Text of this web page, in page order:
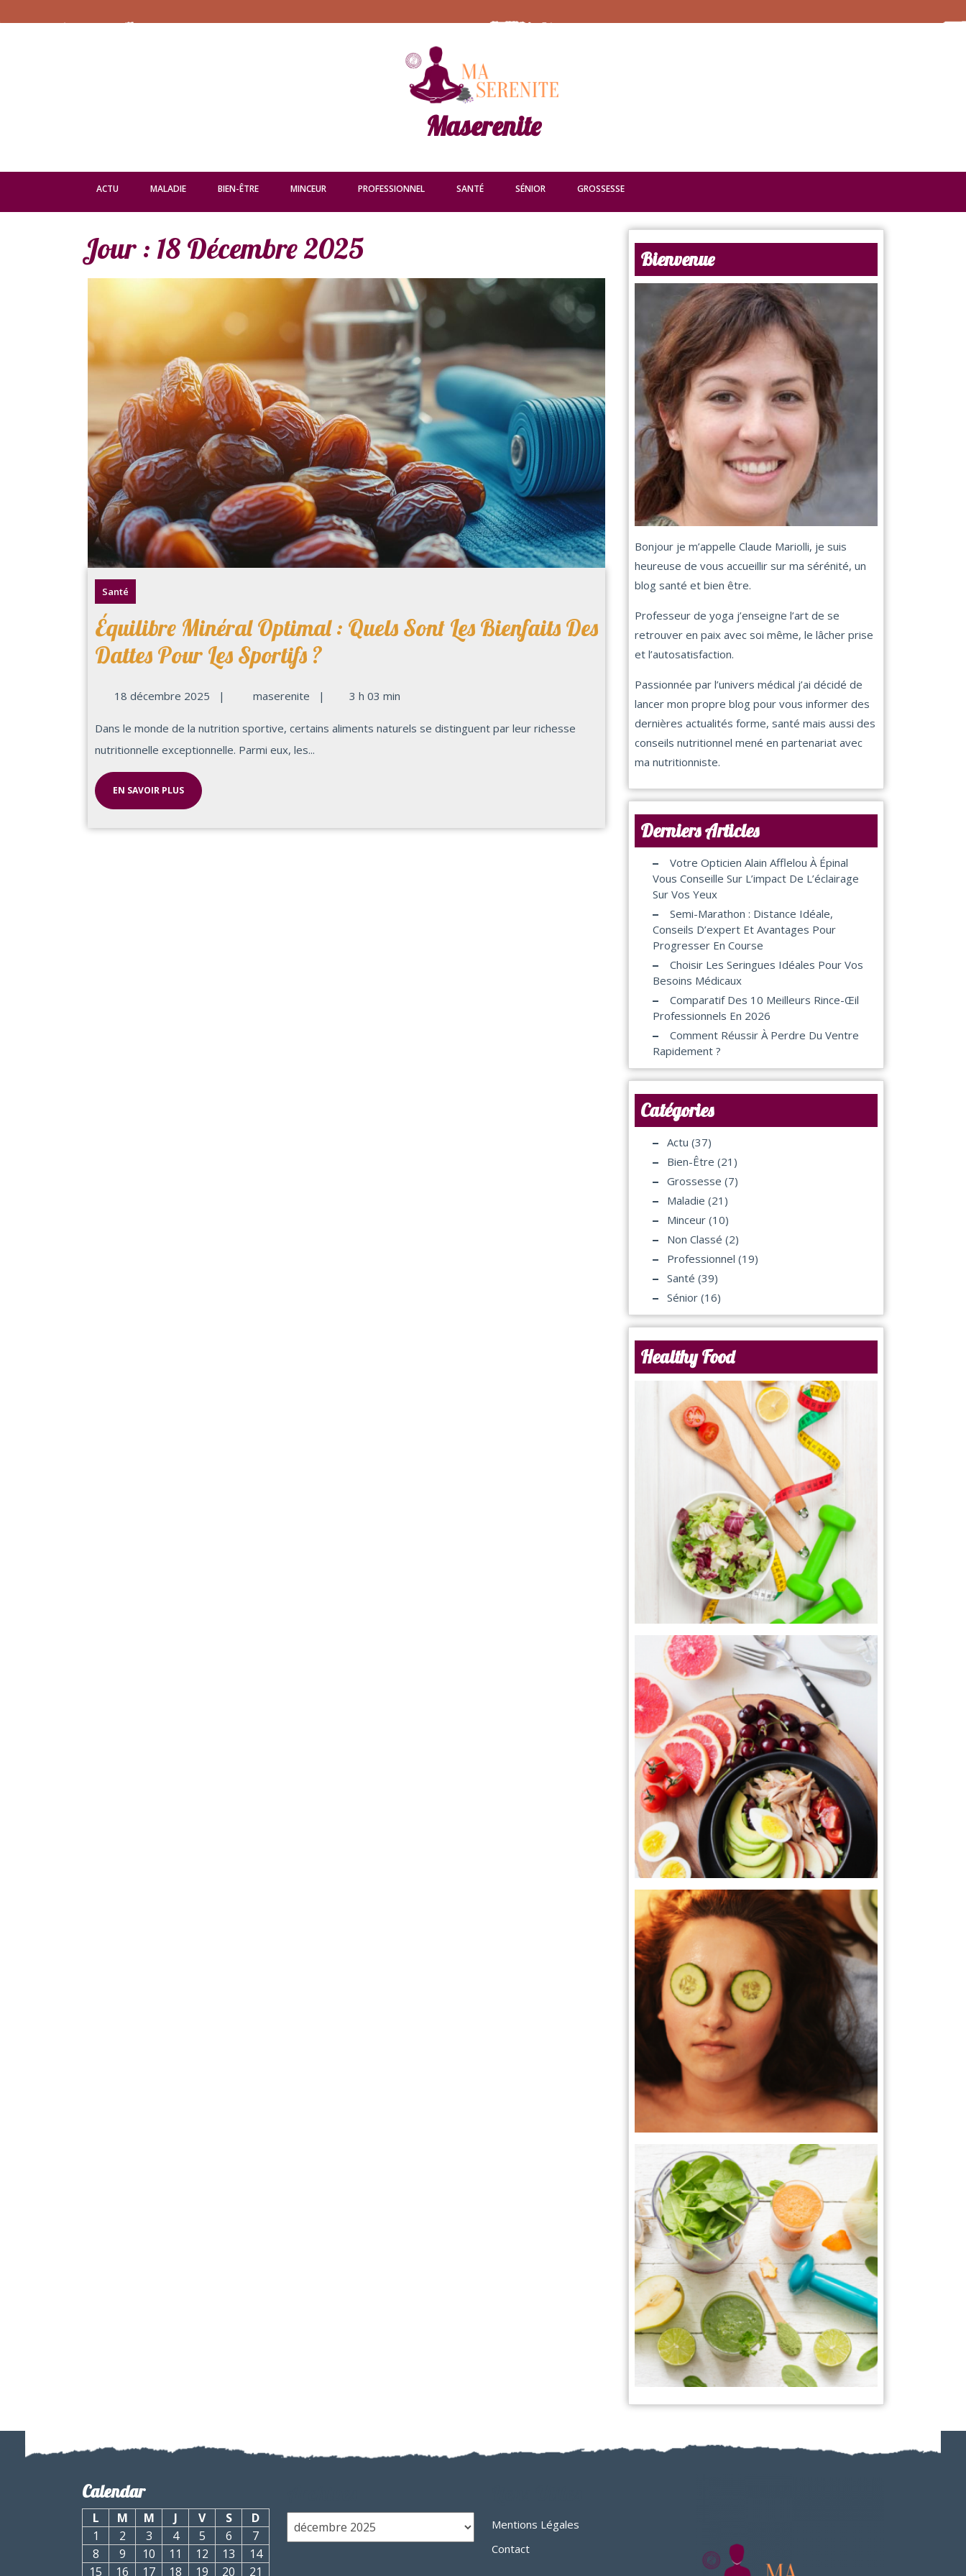
Maserenite
ACTU MALADIE BIEN-ÊTRE MINCEUR PROFESSIONNEL SANTÉ SÉNIOR GROSSESSE
Jour : 18 Décembre 2025
Santé
Équilibre Minéral Optimal : Quels Sont Les Bienfaits Des
Dattes Pour Les Sportifs ?
18 décembre 2025 | maserenite | 3 h 03 min
Dans le monde de la nutrition sportive, certains aliments naturels se distinguent par leur richesse
nutritionnelle exceptionnelle. Parmi eux, les...
EN SAVOIR PLUS
Bienvenue
Bonjour je m’appelle Claude Mariolli, je suis
heureuse de vous accueillir sur ma sérénité, un
blog santé et bien être.
Professeur de yoga j’enseigne l’art de se
retrouver en paix avec soi même, le lâcher prise
et l’autosatisfaction.
Passionnée par l’univers médical j’ai décidé de
lancer mon propre blog pour vous informer des
dernières actualités forme, santé mais aussi des
conseils nutritionnel mené en partenariat avec
ma nutritionniste.
Derniers Articles
Votre Opticien Alain Afflelou À Épinal
Vous Conseille Sur L’impact De L’éclairage
Sur Vos Yeux
Semi-Marathon : Distance Idéale,
Conseils D’expert Et Avantages Pour
Progresser En Course
Choisir Les Seringues Idéales Pour Vos
Besoins Médicaux
Comparatif Des 10 Meilleurs Rince-Œil
Professionnels En 2026
Comment Réussir À Perdre Du Ventre
Rapidement ?
Catégories
Actu (37)
Bien-Être (21)
Grossesse (7)
Maladie (21)
Minceur (10)
Non Classé (2)
Professionnel (19)
Santé (39)
Sénior (16)
Healthy Food
Calendar
L M M J V S
D
1
2 3 4 5 6
7
8
9 10 11 12 13
14
15
16 17 18 19 20 21
Mentions Légales
Contact